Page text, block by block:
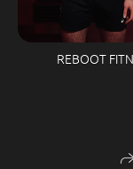
REBOOT